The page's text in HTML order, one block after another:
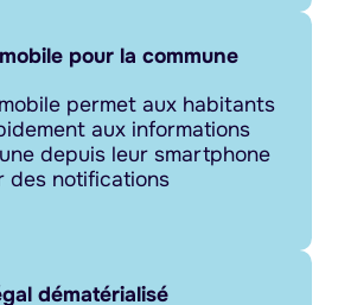
pour la commune
permet aux habitants
aux informations
depuis leur smartphone
des notifications
dématérialisé